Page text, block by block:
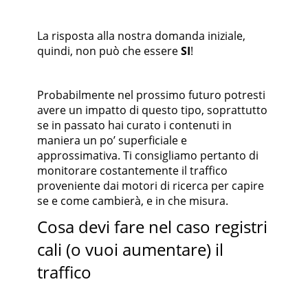
La risposta alla nostra domanda iniziale,
quindi, non può che essereSI!
Probabilmente nel prossimo futuro potresti
avere un impatto di questo tipo, soprattutto
se in passato hai curato i contenuti in
maniera un po’ superficiale e
approssimativa. Ti consigliamo pertanto di
monitorare costantemente il traffico
proveniente dai motori di ricerca per capire
se e come cambierà, e in che misura.
Cosa devi fare nel caso registri
cali (o vuoi aumentare) il
traffico